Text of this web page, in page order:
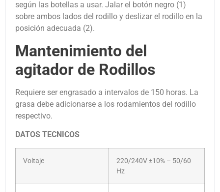
según las botellas a usar. Jalar el botón negro (1)
sobre ambos lados del rodillo y deslizar el rodillo en la
posición adecuada (2).
Mantenimiento del
agitador de Rodillos
Requiere ser engrasado a intervalos de 150 horas. La
grasa debe adicionarse a los rodamientos del rodillo
respectivo.
DATOS TECNICOS
Voltaje
220/240V ±10% – 50/60
Hz